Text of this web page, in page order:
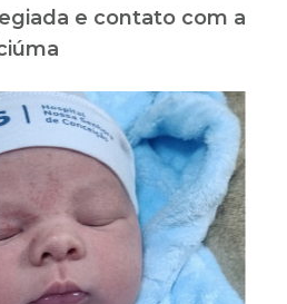
e contato com a